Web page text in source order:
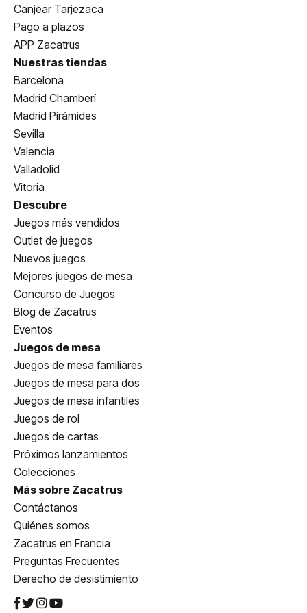
Canjear Tarjezaca
Pago a plazos
APP Zacatrus
Nuestras tiendas
Barcelona
Madrid Chamberí
Madrid Pirámides
Sevilla
Valencia
Valladolid
Vitoria
Descubre
Juegos más vendidos
Outlet de juegos
Nuevos juegos
Mejores juegos de mesa
Concurso de Juegos
Blog de Zacatrus
Eventos
Juegos de mesa
Juegos de mesa familiares
Juegos de mesa para dos
Juegos de mesa infantiles
Juegos de rol
Juegos de cartas
Próximos lanzamientos
Colecciones
Más sobre Zacatrus
Contáctanos
Quiénes somos
Zacatrus en Francia
Preguntas Frecuentes
Derecho de desistimiento